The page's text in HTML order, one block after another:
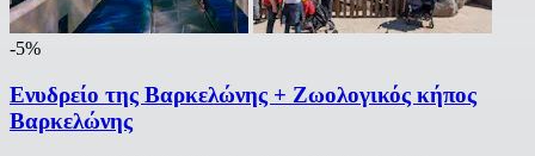
-5%
Ενυδρείο της Βαρκελώνης + Ζωολογικός κήπος
Βαρκελώνης